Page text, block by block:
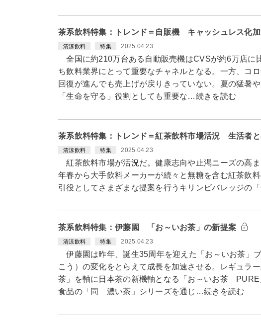
茶系飲料特集：トレンド＝自販機 キャッシュレス化
清涼飲料 特集 2025.04.23
全国に約210万台ある自動販売機はCVSが約6万店に
ち飲料業界にとって重要なチャネルとなる。一方、コ
回復が進んでも売上げが戻りきっていない。夏の猛暑
「生命を守る」役割としても重要な…続きを読む
茶系飲料特集：トレンド＝紅茶飲料市場活況 生活者
清涼飲料 特集 2025.04.23
紅茶飲料市場が活況だ。健康志向や止渇ニーズの高
年春から大手飲料メーカーが続々と無糖を含む紅茶
引役としてさまざまな提案を行うキリンビバレッジの
茶系飲料特集：伊藤園 「お～いお茶」の新提案
清涼飲料 特集 2025.04.23
伊藤園は昨年、誕生35周年を迎えた「お～いお茶」
こう）の変化をとらえて成長を加速させる。レギュラ
茶」を軸に日本茶の新機軸となる「お～いお茶 PURE
食品の「同 濃い茶」シリーズを通じ…続きを読む